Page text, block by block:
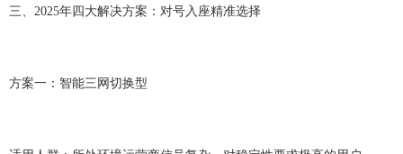
三、 2025年四大解决方案：对号入座精准选择
方案一：智能三网切换型